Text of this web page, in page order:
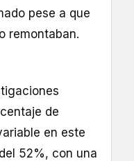
pese a que
remontaban.
de
en este
52%, con una